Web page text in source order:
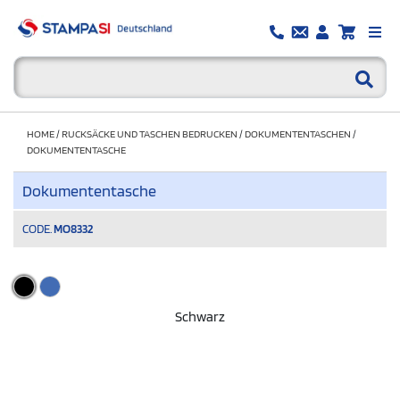
HOME/RUCKSÄCKE UND TASCHEN BEDRUCKEN /DOKUMENTENTASCHEN /
DOKUMENTENTASCHE
Dokumententasche
CODE. MO8332
Schwarz